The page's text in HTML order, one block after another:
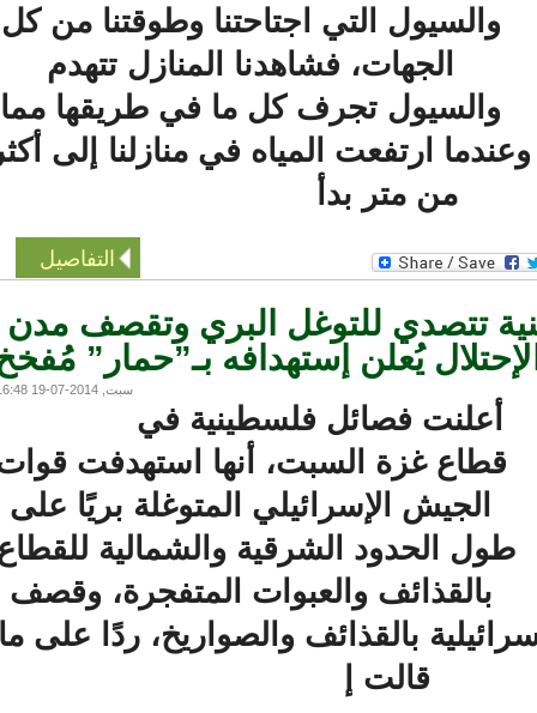
والسيول التي اجتاحتنا وطوقتنا من كل
الجهات، فشاهدنا المنازل تتهدم
والسيول تجرف كل ما في طريقها مما
ارتفعت المياه في منازلنا إلى أكثر
من متر بدأ
التفاصيل
تتصدي للتوغل البري وتقصف مدن
يُعلن إستهدافه بـ”حمار” مُفخخ
سبت, 2014-07-19 16:48
فصائل فلسطينية في
قطاع غزة السبت، أنها استهدفت قوات
الجيش الإسرائيلي المتوغلة بريًا على
الحدود الشرقية والشمالية للقطاع،
بالقذائف والعبوات المتفجرة، وقصف
بالقذائف والصواريخ، ردًا على ما
قالت إ